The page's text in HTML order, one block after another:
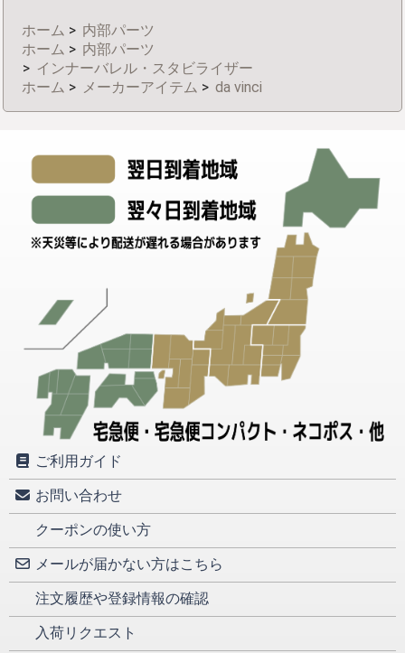
ホーム > 内部パーツ
ホーム > 内部パーツ
> インナーバレル・スタビライザー
ホーム > メーカーアイテム > da vinci
ご利用ガイド
お問い合わせ
クーポンの使い方
メールが届かない方はこちら
注文履歴や登録情報の確認
入荷リクエスト